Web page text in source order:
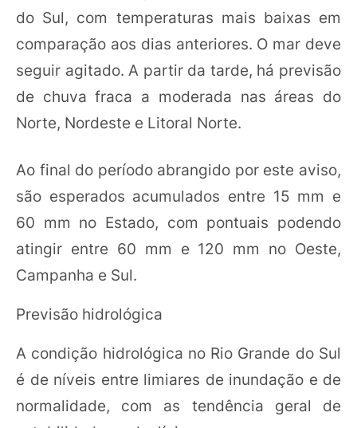
do Sul, com temperaturas mais baixas em
comparação aos dias anteriores. O mar deve
seguir agitado. A partir da tarde, há previsão
de chuva fraca a moderada nas áreas do
Norte, Nordeste e Litoral Norte.
Ao final do período abrangido por este aviso,
são esperados acumulados entre 15 mm e
60 mm no Estado, com pontuais podendo
atingir entre 60 mm e 120 mm no Oeste,
Campanha e Sul.
Previsão hidrológica
A condição hidrológica no Rio Grande do Sul
é de níveis entre limiares de inundação e de
normalidade, com as tendência geral de